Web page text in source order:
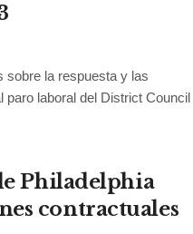
sobre la respuesta y las
paro laboral del District Council
Philadelphia
contractuales